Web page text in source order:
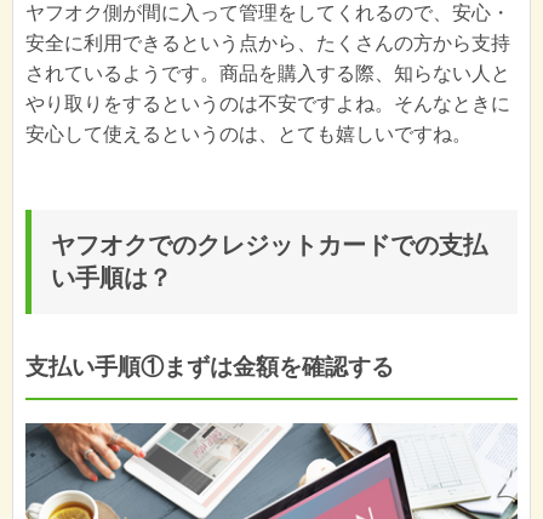
ヤフオク側が間に入って管理をしてくれるので、安心・
安全に利用できるという点から、たくさんの方から支持
されているようです。商品を購入する際、知らない人と
やり取りをするというのは不安ですよね。そんなときに
安心して使えるというのは、とても嬉しいですね。
ヤフオクでのクレジットカードでの支払
い手順は？
支払い手順①まずは金額を確認する